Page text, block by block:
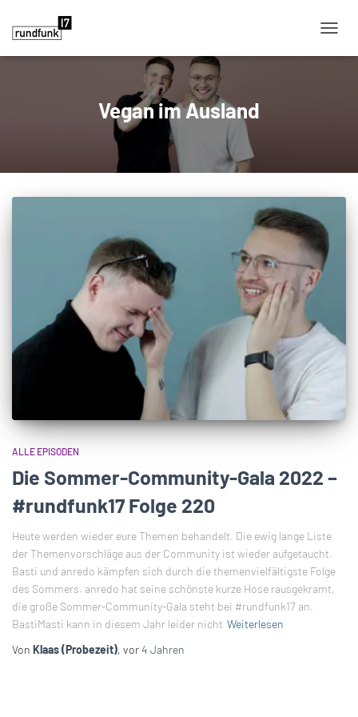
Vegan im Ausland
ALLE EPISODEN
Die Sommer-Community-Gala 2022 –
#rundfunk17 Folge 220
Heute werden wieder eure Themen behandelt. Die ewig lange Liste
der Themenvorschläge aus der Community ist wieder aufgetaucht.
Basti und anredo kämpfen sich durch die themenvielfältigste Folge
des Sommers. anredo hat seine schönste kurze Hose rausgekramt,
die große Sommer-Community-Gala steht bei #rundfunk17 an.
BastiMasti kann in diesem Jahr leider nicht Weiterlesen
Von Klaas (Probezeit), vor4 Jahren